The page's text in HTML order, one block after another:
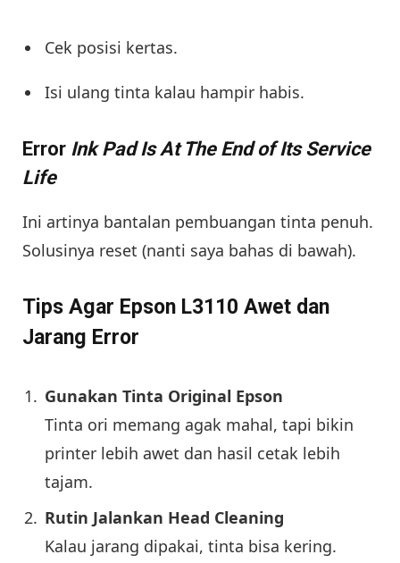
Cek posisi kertas.
Isi ulang tinta kalau hampir habis.
Error Ink Pad Is At The End of Its Service
Life
Ini artinya bantalan pembuangan tinta penuh.
Solusinya reset (nanti saya bahas di bawah).
Tips Agar Epson L3110 Awet dan
Jarang Error
Gunakan Tinta Original Epson
Tinta ori memang agak mahal, tapi bikin
printer lebih awet dan hasil cetak lebih
tajam.
Rutin Jalankan Head Cleaning
Kalau jarang dipakai, tinta bisa kering.